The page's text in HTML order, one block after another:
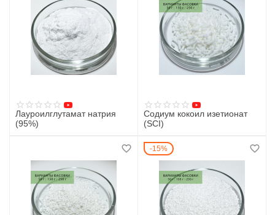
Лауроилглутамат натрия
(95%)
110 руб.
Содиум кокоил изетионат
(SCI)
193
15%